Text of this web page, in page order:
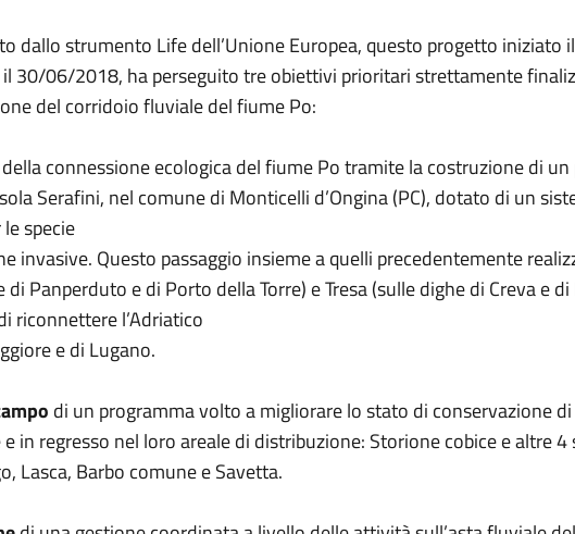
dallo strumento Life dell’Unione Europea, questo progetto
30/06/2018, ha perseguito tre obiettivi prioritari strettamente
del corridoio fluviale del fiume Po:
della connessione ecologica del fiume Po tramite la costruzione di un
Serafini, nel comune di Monticelli d’Ongina (PC), dotato di un
specie
invasive. Questo passaggio insieme a quelli precedentemente
di Panperduto e di Porto della Torre) e Tresa (sulle dighe di Creva e
riconnettere l’Adriatico
e di Lugano.
di un programma volto a migliorare lo stato di conservazione
in regresso nel loro areale di distribuzione: Storione cobice e altre 4
Lasca, Barbo comune e Savetta.